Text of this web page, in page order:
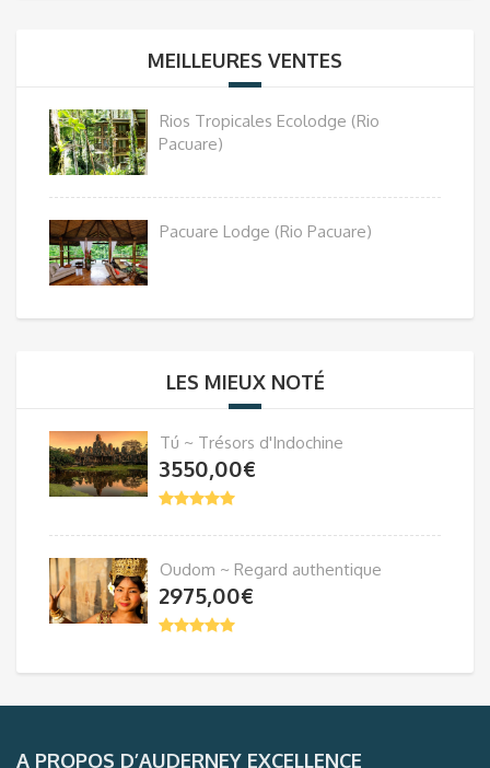
MEILLEURES VENTES
Rios Tropicales Ecolodge (Rio
Pacuare)
Pacuare Lodge (Rio Pacuare)
LES MIEUX NOTÉ
Tú ~ Trésors d'Indochine
3550,00€
Oudom ~ Regard authentique
2975,00€
A PROPOS D’AUDERNEY EXCELLENCE